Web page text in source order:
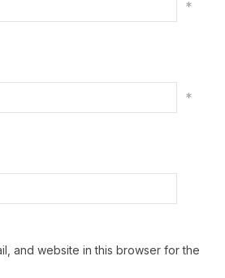
*
*
and website in this browser for the